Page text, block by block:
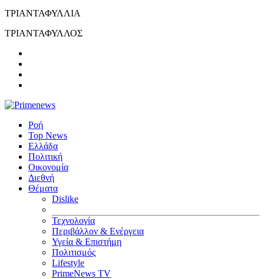
ΤΡΙΑΝΤΑΦΥΛΛΙΑ
ΤΡΙΑΝΤΑΦΥΛΛΟΣ
Ροή
Top News
Ελλάδα
Πολιτική
Οικονομία
Διεθνή
Θέματα
Dislike
Τεχνολογία
Περιβάλλον & Ενέργεια
Υγεία & Επιστήμη
Πολιτισμός
Lifestyle
PrimeNews TV